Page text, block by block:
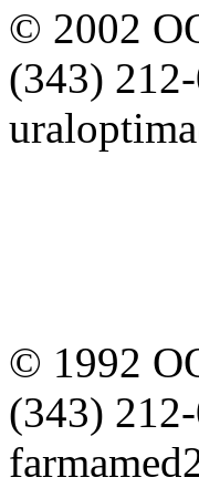
© 2002
(343)
© 1992
(343)